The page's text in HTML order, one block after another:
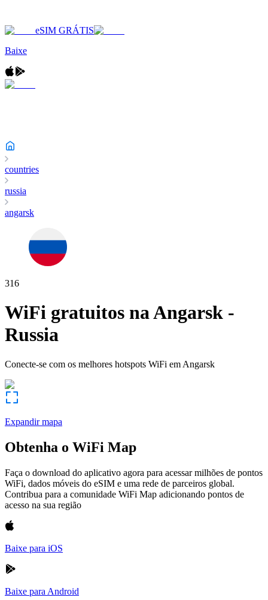
eSIM GRÁTIS
Baixe
countries
russia
angarsk
316
WiFi gratuitos naAngarsk -
Russia
Conecte-se com os melhores hotspots WiFi em Angarsk
Expandir mapa
Obtenha o WiFi Map
Faça o download do aplicativo agora para acessar milhões de pontos
WiFi, dados móveis do eSIM e uma rede de parceiros global.
Contribua para a comunidade WiFi Map adicionando pontos de
acesso na sua região
Baixe para iOS
Baixe para Android